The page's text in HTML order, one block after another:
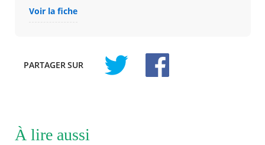
Voir la fiche
PARTAGERSUR
À lire aussi